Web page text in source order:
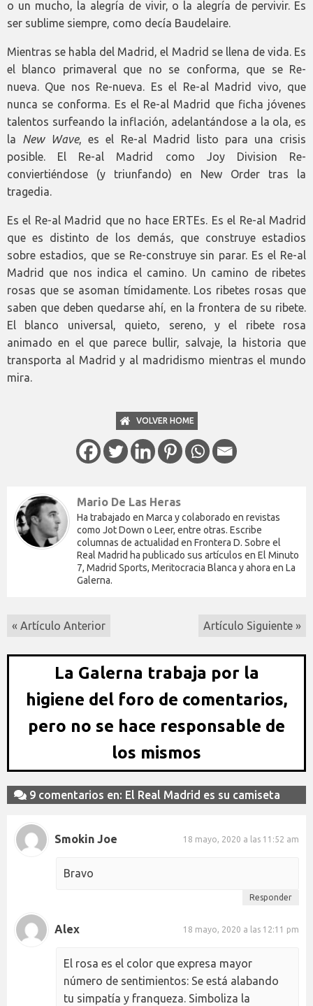
o un mucho, la alegría de vivir, o la alegría de pervivir. Es
ser sublime siempre, como decía Baudelaire.
Mientras se habla del Madrid, el Madrid se llena de vida. Es
el blanco primaveral que no se conforma, que se Re-
nueva. Que nos Re-nueva. Es el Re-al Madrid vivo, que
nunca se conforma. Es el Re-al Madrid que ficha jóvenes
talentos surfeando la inflación, adelantándose a la ola, es
la New Wave, es el Re-al Madrid listo para una crisis
posible. El Re-al Madrid como Joy Division Re-
conviertiéndose (y triunfando) en New Order tras la
tragedia.
Es el Re-al Madrid que no hace ERTEs. Es el Re-al Madrid
que es distinto de los demás, que construye estadios
sobre estadios, que se Re-construye sin parar. Es el Re-al
Madrid que nos indica el camino. Un camino de ribetes
rosas que se asoman tímidamente. Los ribetes rosas que
saben que deben quedarse ahí, en la frontera de su ribete.
El blanco universal, quieto, sereno, y el ribete rosa
animado en el que parece bullir, salvaje, la historia que
transporta al Madrid y al madridismo mientras el mundo
mira.
VOLVER HOME
Mario De Las Heras
Ha trabajado en Marca y colaborado en revistas
como Jot Down o Leer, entre otras. Escribe
columnas de actualidad en Frontera D. Sobre el
Real Madrid ha publicado sus artículos en El Minuto
7, Madrid Sports, Meritocracia Blanca y ahora en La
Galerna.
« Artículo Anterior Artículo Siguiente »
La Galerna trabaja por la
higiene del foro de comentarios,
pero no se hace responsable de
los mismos
9 comentarios en: El Real Madrid es su camiseta
Smokin Joe 18 mayo, 2020 a las 11:52 am
Bravo
Responder
Alex 18 mayo, 2020 a las 12:11 pm
El rosa es el color que expresa mayor
número de sentimientos: Se está alabando
tu simpatía y franqueza. Simboliza la